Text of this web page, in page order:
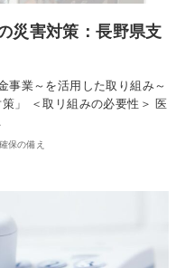
災害対策：長野県支
事業～を活用した取り組み～
」 ＜取リ組みの必要性＞ 医
保の備え